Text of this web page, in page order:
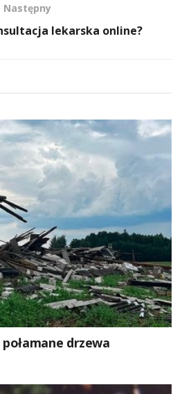
Następny
lekarska online?
drzewa